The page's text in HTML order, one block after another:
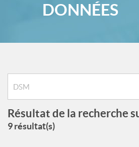
DONNÉES
Résultat de la recherche
9 résultat(s)